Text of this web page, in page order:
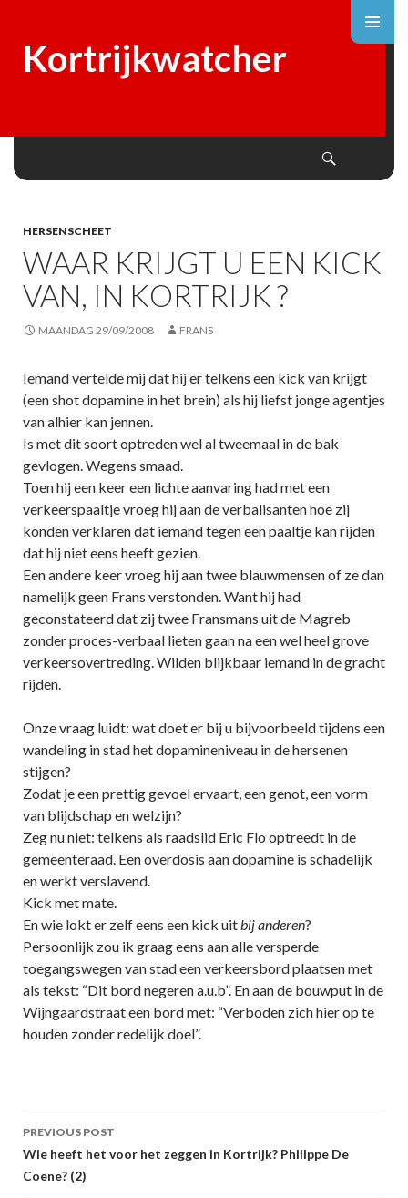
Kortrijkwatcher
HERSENSCHEET
WAAR KRIJGT U EEN KICK
VAN, IN KORTRIJK ?
MAANDAG 29/09/2008 FRANS
Iemand vertelde mij dat hij er telkens een kick van krijgt
(een shot dopamine in het brein) als hij liefst jonge agentjes
van alhier kan jennen.
Is met dit soort optreden wel al tweemaal in de bak
gevlogen. Wegens smaad.
Toen hij een keer een lichte aanvaring had met een
verkeerspaaltje vroeg hij aan de verbalisanten hoe zij
konden verklaren dat iemand tegen een paaltje kan rijden
dat hij niet eens heeft gezien.
Een andere keer vroeg hij aan twee blauwmensen of ze dan
namelijk geen Frans verstonden. Want hij had
geconstateerd dat zij twee Fransmans uit de Magreb
zonder proces-verbaal lieten gaan na een wel heel grove
verkeersovertreding. Wilden blijkbaar iemand in de gracht
rijden.
Onze vraag luidt: wat doet er bij u bijvoorbeeld tijdens een
wandeling in stad het dopamineniveau in de hersenen
stijgen?
Zodat je een prettig gevoel ervaart, een genot, een vorm
van blijdschap en welzijn?
Zeg nu niet: telkens als raadslid Eric Flo optreedt in de
gemeenteraad. Een overdosis aan dopamine is schadelijk
en werkt verslavend.
Kick met mate.
En wie lokt er zelf eens een kick uitbij anderen?
Persoonlijk zou ik graag eens aan alle versperde
toegangswegen van stad een verkeersbord plaatsen met
als tekst: “Dit bord negeren a.u.b”. En aan de bouwput in de
Wijngaardstraat een bord met: “Verboden zich hier op te
houden zonder redelijk doel”.
Post
navigation
PREVIOUS POST
Wie heeft het voor het zeggen in Kortrijk? Philippe De
Coene? (2)